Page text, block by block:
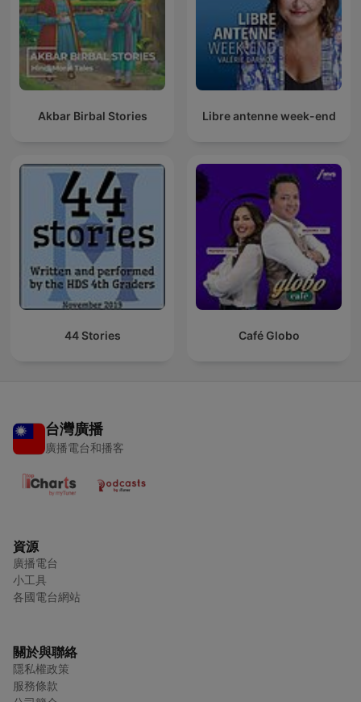
Akbar Birbal Stories Libre antenne week-end
44 Stories Café Globo
台灣廣播
廣播電台和播客
資源
廣播電台
小工具
各國電台網站
關於與聯絡
隱私權政策
服務條款